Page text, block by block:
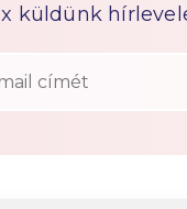
küldünk